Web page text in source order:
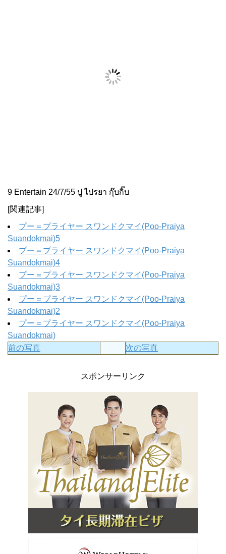
9 Entertain 24/7/55 ปู ไปรยา กุ๊บกิ๊บ
[関連記事]
プー＝プライヤー スワンドクマイ(Poo-Praiya
Suandokmai)5
プー＝プライヤー スワンドクマイ(Poo-Praiya
Suandokmai)4
プー＝プライヤー スワンドクマイ(Poo-Praiya
Suandokmai)3
プー＝プライヤー スワンドクマイ(Poo-Praiya
Suandokmai)2
プー＝プライヤー スワンドクマイ(Poo-Praiya
Suandokmai)
前の写真
次の写真
スポンサーリンク